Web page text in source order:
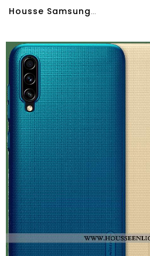
Housse Samsung Galaxy A70s Personnalité Créatif Silicone Tendance Coque Téléphone Portable Support R